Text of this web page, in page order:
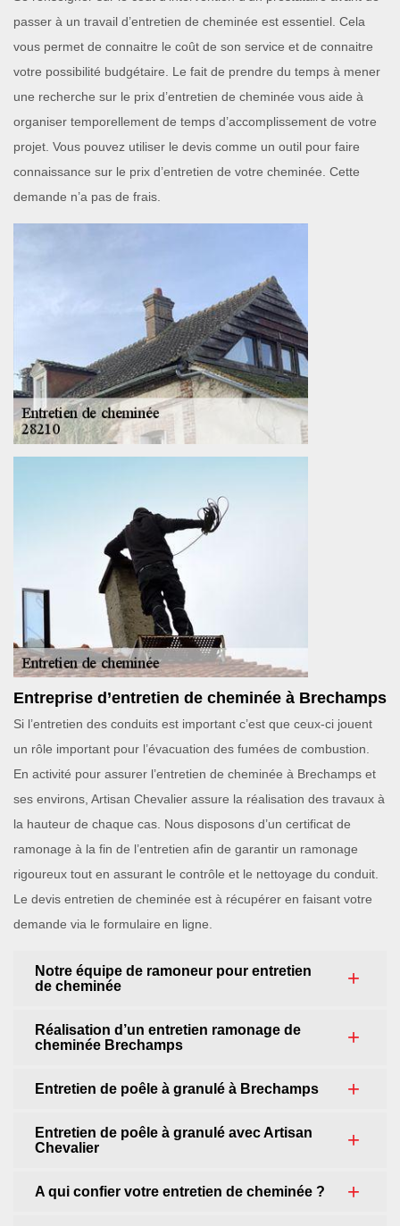
passer à un travail d’entretien de cheminée est essentiel. Cela
vous permet de connaitre le coût de son service et de connaitre
votre possibilité budgétaire. Le fait de prendre du temps à mener
une recherche sur le prix d’entretien de cheminée vous aide à
organiser temporellement de temps d’accomplissement de votre
projet. Vous pouvez utiliser le devis comme un outil pour faire
connaissance sur le prix d’entretien de votre cheminée. Cette
demande n’a pas de frais.
Entreprise d’entretien de cheminée à Brechamps
Si l’entretien des conduits est important c’est que ceux-ci jouent
un rôle important pour l’évacuation des fumées de combustion.
En activité pour assurer l’entretien de cheminée à Brechamps et
ses environs, Artisan Chevalier assure la réalisation des travaux à
la hauteur de chaque cas. Nous disposons d’un certificat de
ramonage à la fin de l’entretien afin de garantir un ramonage
rigoureux tout en assurant le contrôle et le nettoyage du conduit.
Le devis entretien de cheminée est à récupérer en faisant votre
demande via le formulaire en ligne.
Notre équipe de ramoneur pour entretien
de cheminée
Réalisation d’un entretien ramonage de
cheminée Brechamps
Entretien de poêle à granulé à Brechamps
Entretien de poêle à granulé avec Artisan
Chevalier
A qui confier votre entretien de cheminée ?